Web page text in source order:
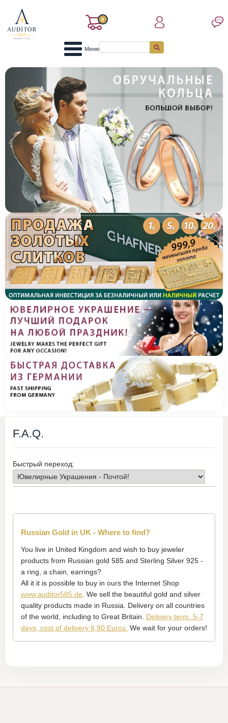
0
Меню
F.A.Q.
Быстрый переход:
Russian Gold in UK - Where to find?
You live in United Kingdom and wish to buy jeweler
products from Russian gold 585 and Sterling Silver 925 -
a ring, a chain, earrings?
All it it is possible to buy in ours the Internet Shop
www.auditor585.de. We sell the beautiful gold and silver
quality products made in Russia. Delivery on all countries
of the world, including to Great Britain. Delivery term 5-7
days, cost of delivery 8,90 Euros. We wait for your orders!